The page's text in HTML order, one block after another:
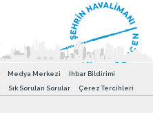
Medya Merkezi
İhbar Bildirimi
Sık Sorulan Sorular Çerez Tercihleri